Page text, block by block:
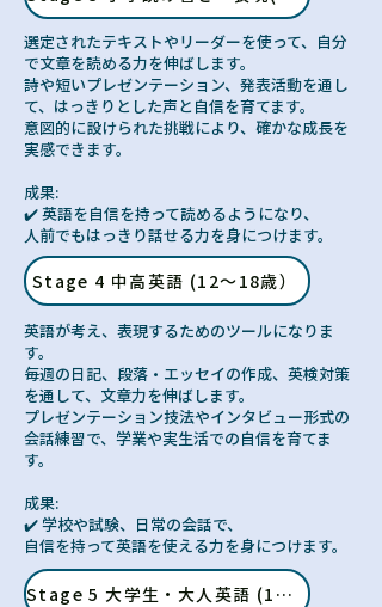
選定されたテキストやリーダーを使って、自分
で文章を読める力を伸ばします。
詩や短いプレゼンテーション、発表活動を通し
て、はっきりとした声と自信を育てます。
意図的に設けられた挑戦により、確かな成長を
実感できます。
成果:
✔️ 英語を自信を持って読めるようになり、
人前でもはっきり話せる力を身につけます。
Stage 4 中高英語 (12～18歳）
英語が考え、表現するためのツールになりま
す。
毎週の日記、段落・エッセイの作成、英検対策
を通して、文章力を伸ばします。
プレゼンテーション技法やインタビュー形式の
会話練習で、学業や実生活での自信を育てま
す。
成果:
✔️ 学校や試験、日常の会話で、
自信を持って英語を使える力を身につけます。
Stage 5 大学生・大人英語 (18歳以上）